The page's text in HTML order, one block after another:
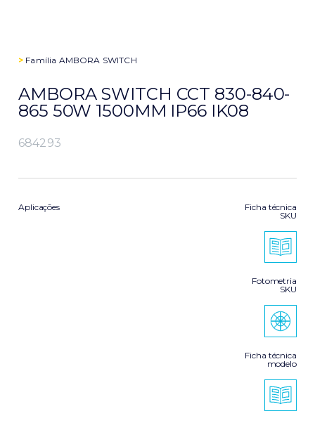
> Família AMBORA SWITCH
AMBORA SWITCH CCT 830-840-
865 50W 1500MM IP66 IK08
684293
Aplicações
Ficha técnica
SKU
Fotometria
SKU
Ficha técnica
modelo